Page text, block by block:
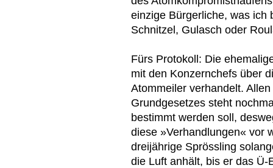
einzige Bürgerliche, was ich
Schnitzel, Gulasch oder
Fürs Protokoll: Die
mit den Konzernchefs über
Atommeiler verhandelt.
Grundgesetzes steht
bestimmt werden soll,
diese »Verhandlungen« vor
dreijährige Sprössling
die Luft anhält, bis er das